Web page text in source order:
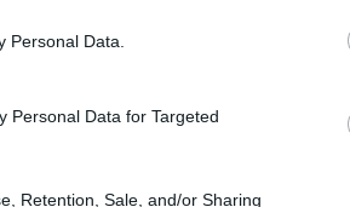
Personal Data.
Personal Data for Targeted
Retention, Sale, and/or Sharing
della provincia di